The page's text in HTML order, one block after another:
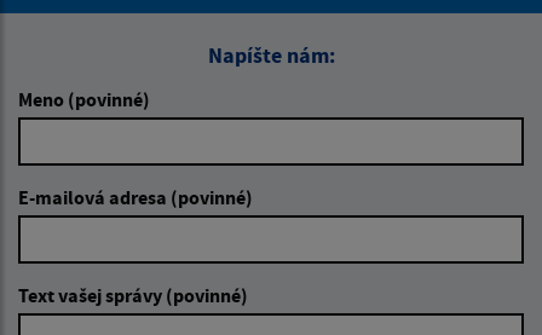
Napíšte nám:
Meno (povinné)
E-mailová adresa (povinné)
Text vašej správy (povinné)